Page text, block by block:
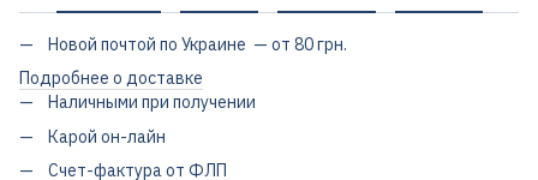
Новой почтой по Украине — от 80 грн.
Подробнее о доставке
Наличными при получении
Карой он-лайн
Счет-фактура от ФЛП